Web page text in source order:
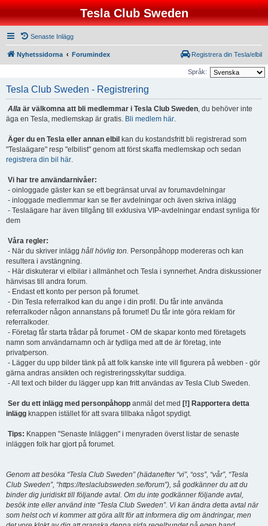
Tesla Club Sweden
Senaste Inlägg
Nyhetssidorna Forumindex Registrera din Tesla/elbil
Språk:
Tesla Club Sweden - Registrering
Alla är välkomna att bli medlemmar i Tesla Club Sweden, du behöver inte
äga en Tesla, medlemskap är gratis. Bli medlem här.
Äger du en Tesla eller annan elbil kan du kostandsfritt bli registrerad som
"Teslaägare" resp "elbilist" genom att först skaffa medlemskap och sedan
registrera din bil här.
Vi har tre användarnivåer:
- oinloggade gäster kan se ett begränsat urval av forumavdelningar
- inloggade medlemmar kan se fler avdelningar och även skriva inlägg
- Teslaägare har även tillgång till exklusiva VIP-avdelningar endast synliga för
dem
Våra regler:
- När du skriver inlägg håll hövlig ton. Personpåhopp modereras och kan
resultera i avstängning.
- Här diskuterar vi elbilar i allmänhet och Tesla i synnerhet. Andra diskussioner
hänvisas till andra forum.
- Endast ett konto per person på forumet.
- Din Tesla referralkod kan du ange i din profil. Du får inte använda
referralkoder någon annanstans på forumet! Du får inte göra reklam för
referralkoder.
- Företag får starta trådar på forumet - OM de skapar konto med företagets
namn som användarnamn och är tydliga med att de är företag, inte
privatperson.
- Lägger du upp bilder tänk på att folk kanske inte vill figurera på webben - gör
gärna andras ansikten och registreringsskyltar suddiga.
- All text och bilder du lägger upp kan fritt användas av Tesla Club Sweden.
Ser du ett inlägg med personpåhopp anmäl det med [!] Rapportera detta
inlägg knappen istället för att svara tillbaka något spydigt.
Tips: Knappen "Senaste Inläggen" i menyraden överst listar de senaste
inläggen folk har gjort på forumet.
Genom att besöka “Tesla Club Sweden” (hädanefter “vi”, “oss”, “vår”, “Tesla
Club Sweden”, “https://teslaclubsweden.se/forum”), så godkänner du att du
binder dig juridiskt till följande avtal. Om du inte godkänner följande avtal,
besök inte eller använd inte “Tesla Club Sweden”. Vi kan ändra detta avtal när
som helst och vi kommer att göra allt för att informera dig om ändringar, men